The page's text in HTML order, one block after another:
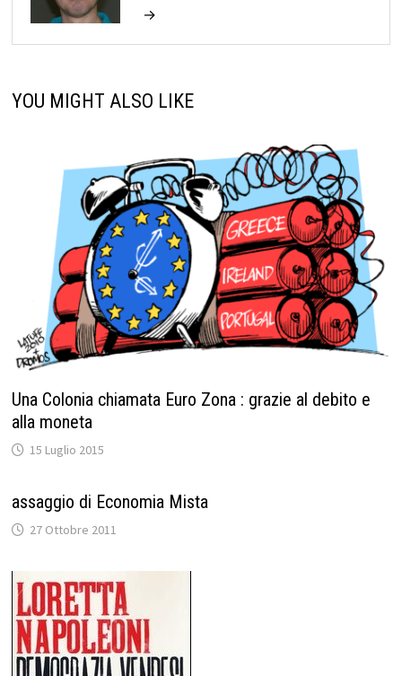
→
YOU MIGHT ALSO LIKE
Una Colonia chiamata Euro Zona : grazie al debito e
alla moneta
15 Luglio 2015
assaggio di Economia Mista
27 Ottobre 2011